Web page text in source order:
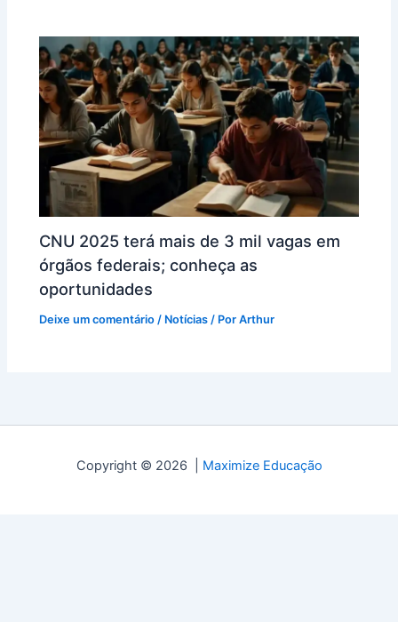
CNU 2025 terá mais de 3 mil vagas em
órgãos federais; conheça as
oportunidades
Deixe um comentário / Notícias / PorArthur
Copyright © 2026 | Maximize Educação